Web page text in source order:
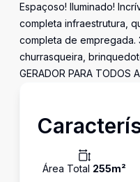
Espaçoso! Iluminado!
completa infraestrutura,
completa de
churrasqueira,
GERADOR PARA TODOS
Área Total 255m²